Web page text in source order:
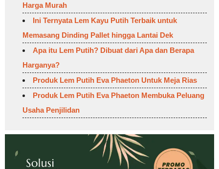
Harga Murah
Ini Ternyata Lem Kayu Putih Terbaik untuk
Memasang Dinding Pallet hingga Lantai Dek
Apa itu Lem Putih? Dibuat dari Apa dan Berapa
Harganya?
Produk Lem Putih Eva Phaeton Untuk Meja Rias
Produk Lem Putih Eva Phaeton Membuka Peluang
Usaha Penjilidan